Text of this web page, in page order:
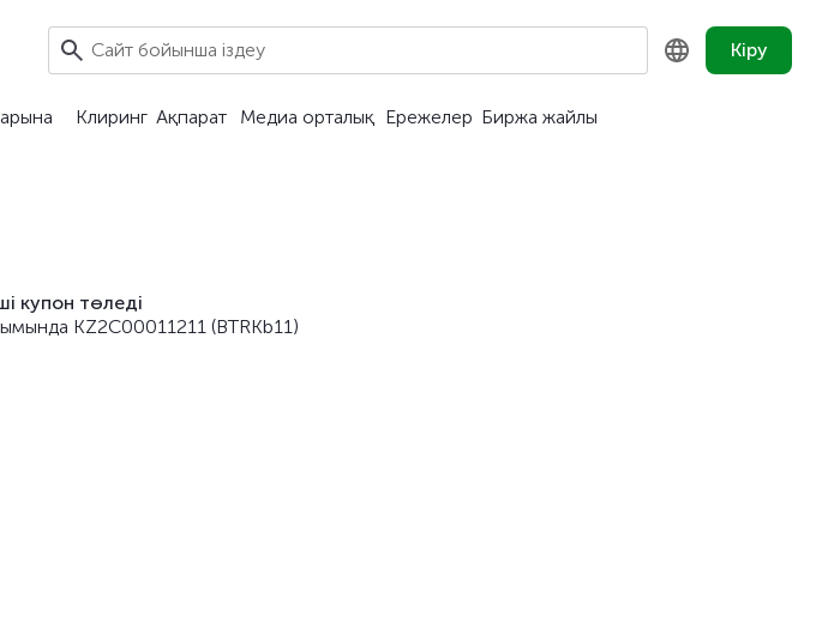
Кіру
Клиринг Ақпарат Медиа орталық Ережелер Биржа жайлы
купон төледі
KZ2C00011211 (BTRKb11)